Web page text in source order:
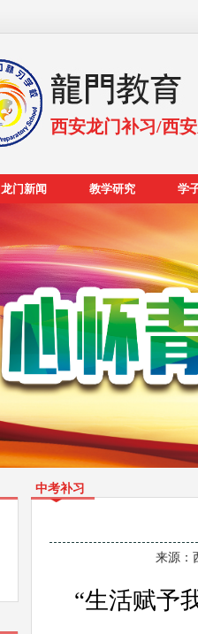
西安龙门补习/西
龙门新闻 教学研究 学
中考补习
来源：
“生活赋予